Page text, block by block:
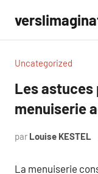
contenu
Uncategorized
Les astuces
menuiserie
par Louise KESTEL
La menuiserie